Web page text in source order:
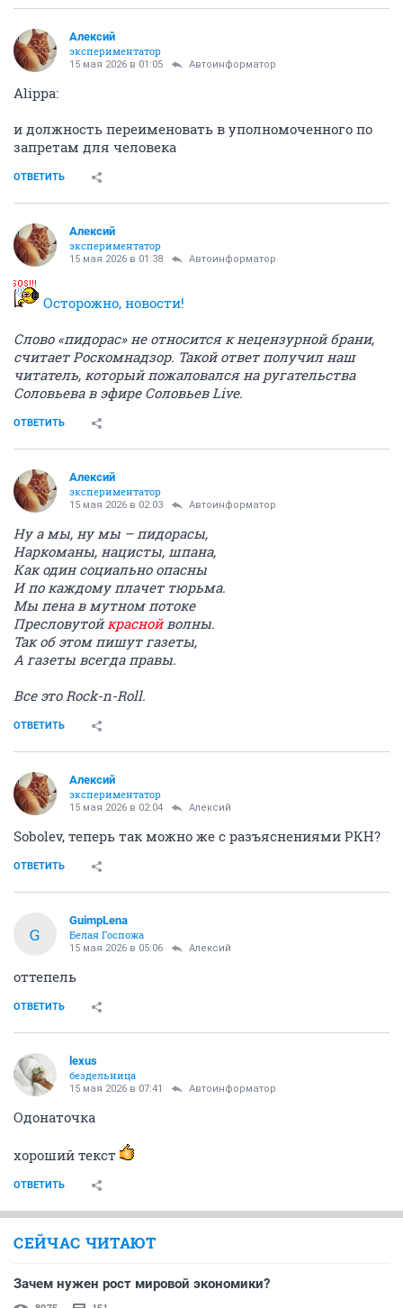
Алексий
экспериментатор
15 мая 2026 в 01:05 Автоинформатор
Alippa:
и должность переименовать в уполномоченного по
запретам для человека
ОТВЕТИТЬ
Алексий
экспериментатор
15 мая 2026 в 01:38 Автоинформатор
Осторожно, новости!
Слово «пидорас» не относится к нецензурной брани,
считает Роскомнадзор. Такой ответ получил наш
читатель, который пожаловался на ругательства
Соловьева в эфире Соловьев Live.
ОТВЕТИТЬ
Алексий
экспериментатор
15 мая 2026 в 02:03 Автоинформатор
Ну а мы, ну мы – пидорасы,
Наркоманы, нацисты, шпана,
Как один социально опасны
И по каждому плачет тюрьма.
Мы пена в мутном потоке
Пресловутойкраснойволны.
Так об этом пишут газеты,
А газеты всегда правы.
Все это Rock-n-Roll.
ОТВЕТИТЬ
Алексий
экспериментатор
15 мая 2026 в 02:04 Алексий
Sоbоlev, теперь так можно же с разъяснениями РКН?
ОТВЕТИТЬ
G
GuimpLena
Белая Госпожа
15 мая 2026 в 05:06 Алексий
оттепель
ОТВЕТИТЬ
lexus
бездельница
15 мая 2026 в 07:41 Автоинформатор
Одонаточка
хороший текст
ОТВЕТИТЬ
СЕЙЧАС ЧИТАЮТ
Зачем нужен рост мировой экономики?